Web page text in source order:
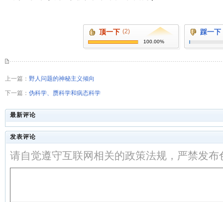
顶一下 (2)
100.00%
踩一下
上一篇： 野人问题的神秘主义倾向
下一篇： 伪科学、赝科学和病态科学
最新评论
发表评论
请自觉遵守互联网相关的政策法规，严禁发